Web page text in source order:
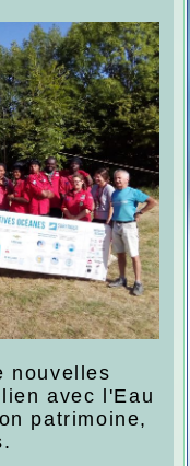
nouvelles
avec l'Eau
patrimoine,